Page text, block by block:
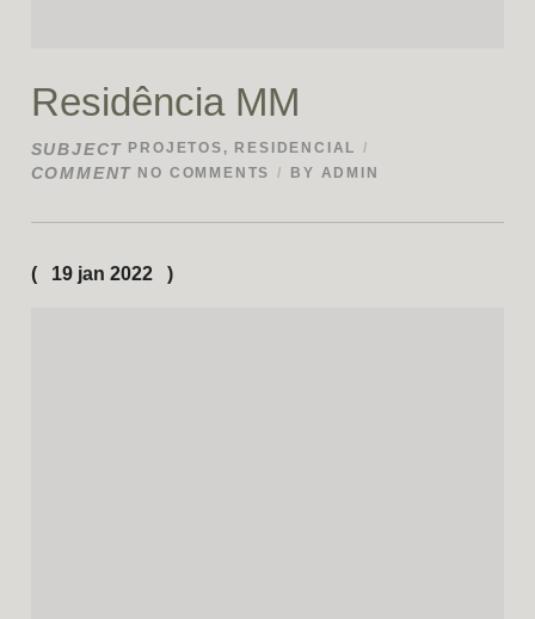
Residência MM
SUBJECT PROJETOS , RESIDENCIAL
COMMENT NO COMMENTS BY ADMIN
19 jan 2022